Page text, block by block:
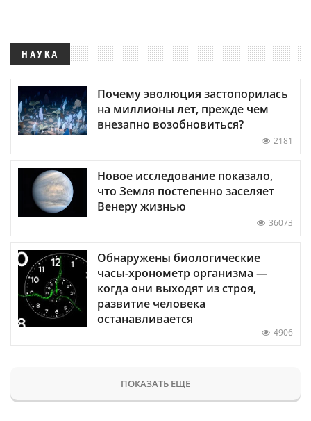
НАУКА
Почему эволюция застопорилась
на миллионы лет, прежде чем
внезапно возобновиться?
2181
Новое исследование показало,
что Земля постепенно заселяет
Венеру жизнью
36073
Обнаружены биологические
часы-хронометр организма —
когда они выходят из строя,
развитие человека
останавливается
4906
ПОКАЗАТЬ ЕЩЕ